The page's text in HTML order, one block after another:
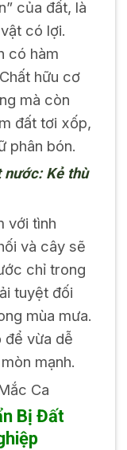
của đất, là
có lợi.
có hàm
hữu cơ
mà còn
đất tơi xốp,
phân bón.
nước: Kẻ thù
với tình
và cây sẽ
chỉ trong
tuyệt đối
mùa mưa.
để vừa dễ
mạnh.
Bị Đất